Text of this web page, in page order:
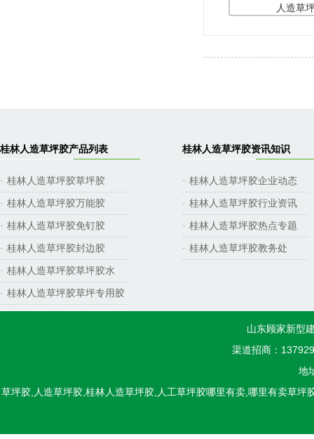
人造草
桂林人造草坪胶产品列表
· 桂林人造草坪胶草坪胶
· 桂林人造草坪胶万能胶
· 桂林人造草坪胶免钉胶
· 桂林人造草坪胶封边胶
· 桂林人造草坪胶草坪胶水
· 桂林人造草坪胶草坪专用胶
桂林人造草坪胶资讯知识
· 桂林人造草坪胶企业动态
· 桂林人造草坪胶行业资讯
· 桂林人造草坪胶热点专题
· 桂林人造草坪胶教务处
山东顾家新型
渠道招商：
地
草坪胶,人造草坪胶,桂林人造草坪胶,人工草坪胶哪里有卖,哪里有卖草